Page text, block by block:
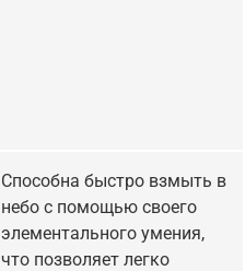
Способна быстро взмыть в
небо с помощью своего
элементального умения,
что позволяет легко